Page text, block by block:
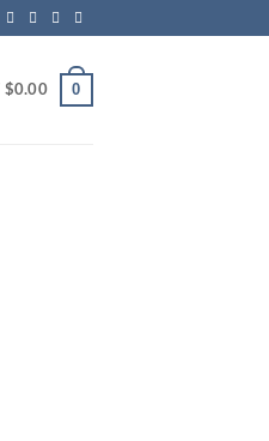
$0.00 0